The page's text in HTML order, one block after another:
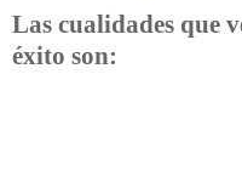
Las cualidades que
éxito son: